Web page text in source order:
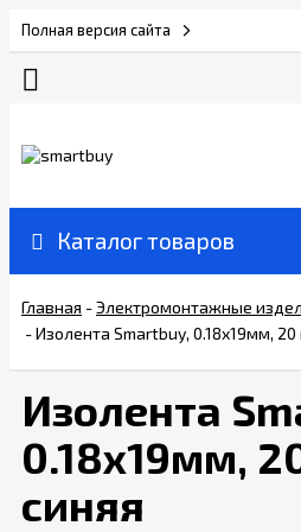
Полная версия сайта
компании
Вакансии
Доставка
оплата
Каталог товаров
Главная -Электромонтажные
-Изолента Smartbuy, 0.18х19мм, 20
Изолента
0.18х19мм,
синяя